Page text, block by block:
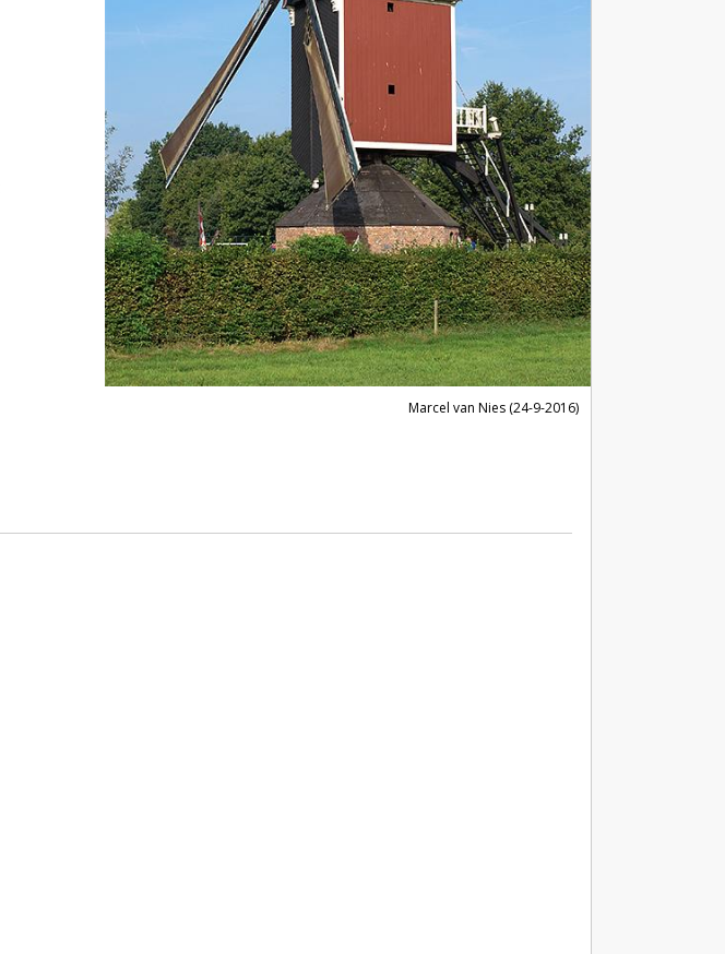
Marcel van Nies (24-9-2016)